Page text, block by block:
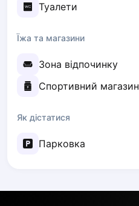
Bialystok
Bolesławiec
Bydgoszcz
Czestochowa
Dabrowa Gornicza
Elblag
Туалети
Їжа та магазини
Зона відпочинку
Спортивний магазин
Як дістатися
Парковка
English